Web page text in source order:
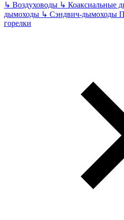
↳ Воздуховоды ↳ Коаксиальные
дымоходы ↳ Сэндвич-дымоходы
горелки